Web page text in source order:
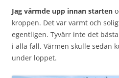
Jag värmde upp innan starten
kroppen. Det var varmt och
egentligen. Tyvärr inte det
i alla fall. Värmen skulle sedan
under loppet.